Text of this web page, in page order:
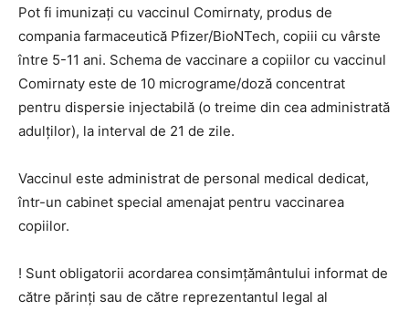
Pot fi imunizați cu vaccinul Comirnaty, produs de
compania farmaceutică Pfizer/BioNTech, copiii cu vârste
între 5-11 ani. Schema de vaccinare a copiilor cu vaccinul
Comirnaty este de 10 micrograme/doză concentrat
pentru dispersie injectabilă (o treime din cea administrată
adulților), la interval de 21 de zile.
Vaccinul este administrat de personal medical dedicat,
într-un cabinet special amenajat pentru vaccinarea
copiilor.
! Sunt obligatorii acordarea consimțământului informat de
către părinți sau de către reprezentantul legal al